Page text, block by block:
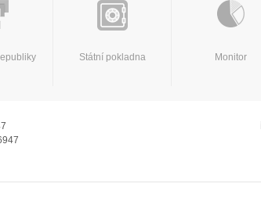
Státní pokladna Monitor